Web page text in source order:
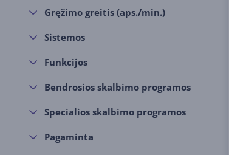
Gręžimo greitis (aps./min.)
Sistemos
Funkcijos
Bendrosios skalbimo programos
Specialios skalbimo programos
Pagaminta